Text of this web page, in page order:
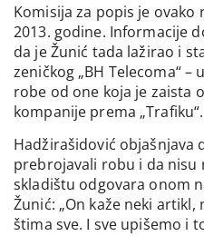
Komisija za popis je
2013. godine. Informacije
da je Žunić tada lažirao i
zeničkog „BH Telecoma“
robe od one koja je zaista
kompanije prema „Trafiku“.
Hadžirašidović objašnjava
prebrojavali robu i da nisu
skladištu odgovara onom
Žunić: „On kaže neki
štima sve. I sve upišemo i